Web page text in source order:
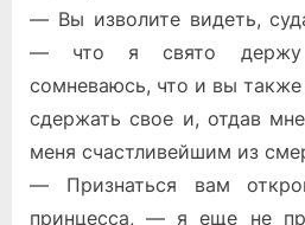
— Вы изволите видеть,
— что я свято
сомневаюсь, что и вы
сдержать свое и, отдав
меня счастливейшим из
— Признаться вам
принцесса, — я еще не